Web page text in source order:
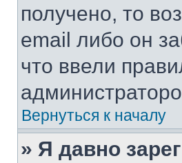
получено, то
email либо он
что ввели
Вернуться к началу
» Я давно